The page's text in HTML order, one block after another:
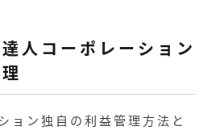
人コーポレーション
ョン独自の利益管理方法と